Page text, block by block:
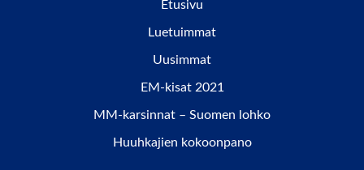
Etusivu
Luetuimmat
Uusimmat
EM-kisat 2021
MM-karsinnat – Suomen lohko
Huuhkajien kokoonpano